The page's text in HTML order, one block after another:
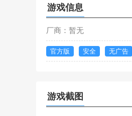
游戏信息
厂商：暂无
官方版 安全 无广告
游戏截图